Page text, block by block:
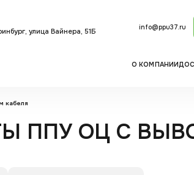
улица Вайнера, 51Б
info@ppu37.ru
О КОМПАНИИ
кабеля
ППУ ОЦ С